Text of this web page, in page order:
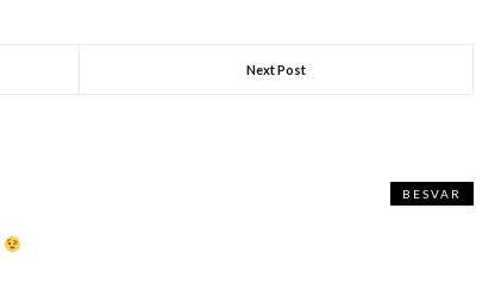
Next Post
BESVAR